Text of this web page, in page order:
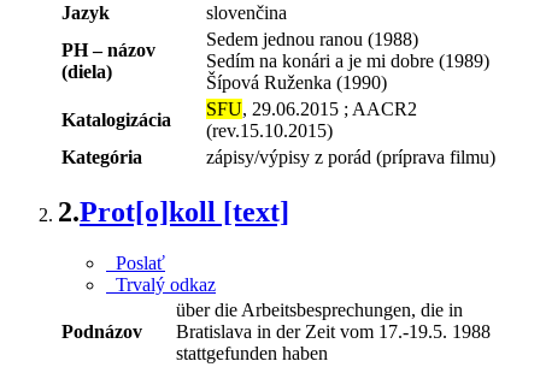
Jazyk
slovenčina
PH – názov
(diela)
Sedem jednou ranou (1988)
Sedím na konári a je mi dobre (1989)
Šípová Ruženka (1990)
Katalogizácia
SFU, 29.06.2015 ; AACR2
(rev.15.10.2015)
Kategória
zápisy/výpisy z porád (príprava filmu)
2.Prot[o]koll [text]
Poslať
Trvalý odkaz
Podnázov
über die Arbeitsbesprechungen, die in
Bratislava in der Zeit vom 17.-19.5. 1988
stattgefunden haben